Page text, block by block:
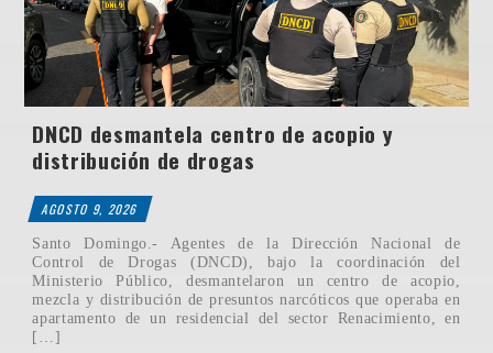
DNCD desmantela centro de acopio y
distribución de drogas
AGOSTO 9, 2026
Santo Domingo.- Agentes de la Dirección Nacional de
Control de Drogas (DNCD), bajo la coordinación del
Ministerio Público, desmantelaron un centro de acopio,
mezcla y distribución de presuntos narcóticos que operaba en
apartamento de un residencial del sector Renacimiento, en
[…]